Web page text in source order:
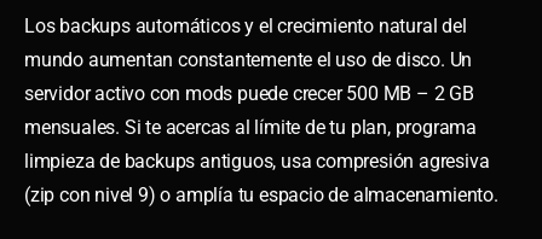
Los backups automáticos y el crecimiento natural del
mundo aumentan constantemente el uso de disco. Un
servidor activo con mods puede crecer 500 MB – 2 GB
mensuales. Si te acercas al límite de tu plan, programa
limpieza de backups antiguos, usa compresión agresiva
(zip con nivel 9) o amplía tu espacio de almacenamiento.